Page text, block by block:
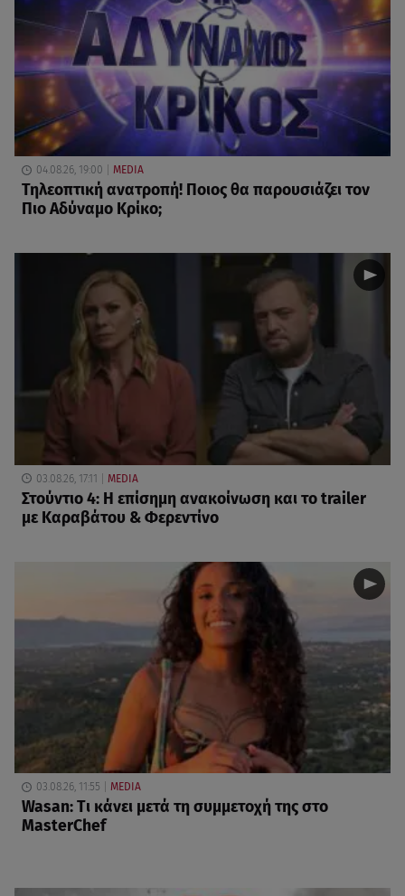
04.08.26, 19:00 MEDIA
Τηλεοπτική ανατροπή! Ποιος θα παρουσιάζει τον
Πιο Αδύναμο Κρίκο;
03.08.26, 17:11 MEDIA
Στούντιο 4: Η επίσημη ανακοίνωση και το trailer
με Καραβάτου & Φερεντίνο
03.08.26, 11:55 MEDIA
Wasan: Tι κάνει μετά τη συμμετοχή της στο
MasterChef